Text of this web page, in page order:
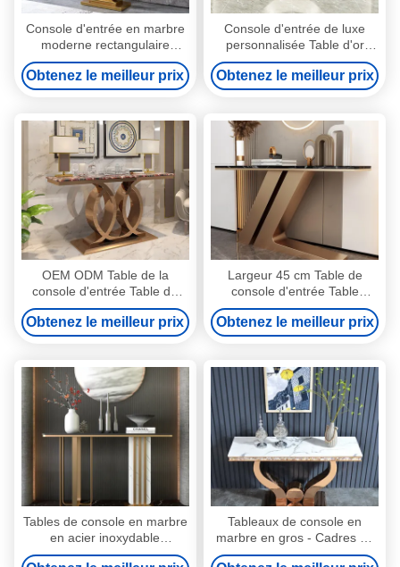
Console d'entrée en marbre
moderne rectangulaire
largeur de table 45 cm
Obtenez le meilleur prix
Console d'entrée de luxe
personnalisée Table d'or
120cm/150cm Longueur
Obtenez le meilleur prix
OEM ODM Table de la
console d'entrée Table du
haut du hall de marbre
Longueur de la table 150cm
Obtenez le meilleur prix
Largeur 45 cm Table de
console d'entrée Table
d'entrée en acier inoxydable
Obtenez le meilleur prix
Tables de console en marbre
en acier inoxydable
contemporain - Meilleur en
Tableaux de console en
marbre en gros - Cadres en
acier inoxydable pour la